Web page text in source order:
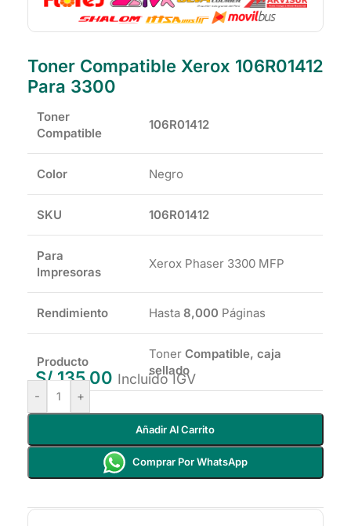
Toner Compatible Xerox 106R01412
Para 3300
Toner
Compatible
106R01412
Color Negro
SKU 106R01412
Para
Impresoras
Xerox Phaser 3300 MFP
Rendimiento Hasta 8,000 Páginas
Producto
Toner Compatible, caja
sellado
S/135.00 Incluido IGV
- +
Añadir Al Carrito
Comprar Por WhatsApp